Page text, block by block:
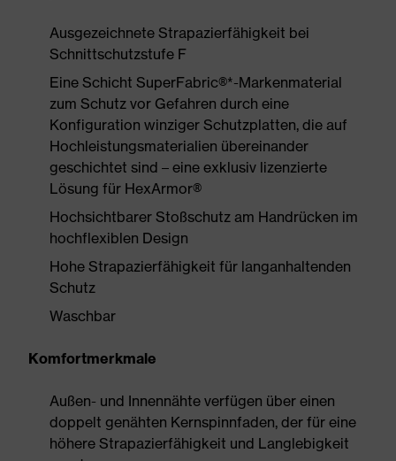
Ausgezeichnete Strapazierfähigkeit bei
Schnittschutzstufe F
Eine Schicht SuperFabric®*-Markenmaterial
zum Schutz vor Gefahren durch eine
Konfiguration winziger Schutzplatten, die auf
Hochleistungsmaterialien übereinander
geschichtet sind – eine exklusiv lizenzierte
Lösung für HexArmor®
Hochsichtbarer Stoßschutz am Handrücken im
hochflexiblen Design
Hohe Strapazierfähigkeit für langanhaltenden
Schutz
Waschbar
Komfortmerkmale
Außen- und Innennähte verfügen über einen
doppelt genähten Kernspinnfaden, der für eine
höhere Strapazierfähigkeit und Langlebigkeit